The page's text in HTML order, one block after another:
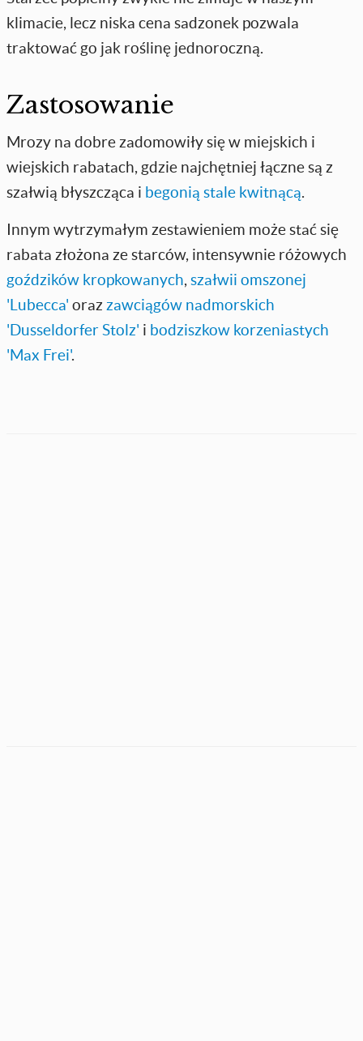
klimacie, lecz niska cena sadzonek pozwala
traktować go jak roślinę jednoroczną.
Zastosowanie
Mrozy na dobre zadomowiły się w miejskich i
wiejskich rabatach, gdzie najchętniej łączne są z
szałwią błyszcząca i begonią stale kwitnącą.
Innym wytrzymałym zestawieniem może stać się
rabata złożona ze starców, intensywnie różowych
goździków kropkowanych, szałwii omszonej
'Lubecca' oraz zawciągów nadmorskich
'Dusseldorfer Stolz' i bodziszkow korzeniastych
'Max Frei'.